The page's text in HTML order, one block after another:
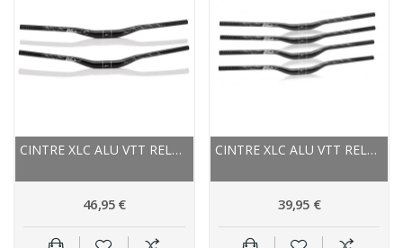
CINTRE XLC ALU VTT RELEVÉ ALL HB-M19 35 NOIR...
46,95 €
CINTRE XLC ALU VTT RELEVÉ ALL HB-M19 31.8 NOIR...
39,95 €